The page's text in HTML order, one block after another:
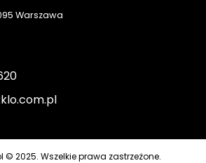
Warszawa
© 2025. Wszelkie prawa zastrzeżone.